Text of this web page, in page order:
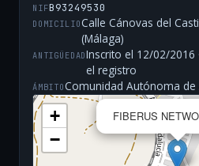
NIFB93249530
DOMICILIOCalle Cánovas del
(Málaga)
ANTIGÜEDADInscrito el 12/02/2016 ·
el registro
ÁMBITOComunidad Autónoma de
FIBERUS
+
−